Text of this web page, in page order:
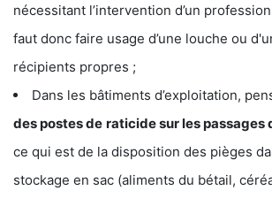
nécessitant l’intervention d’un
faut donc faire usage d’une louche ou
récipients propres ;
Dans les bâtiments d’exploitation,
des postes de raticide sur les passages
ce qui est de la disposition des pièges
stockage en sac (aliments du bétail,